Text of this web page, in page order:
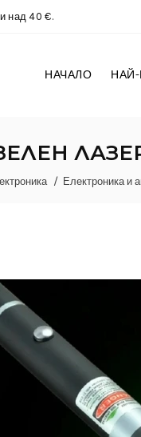
над 40 €.
НАЧАЛО
Електроника и